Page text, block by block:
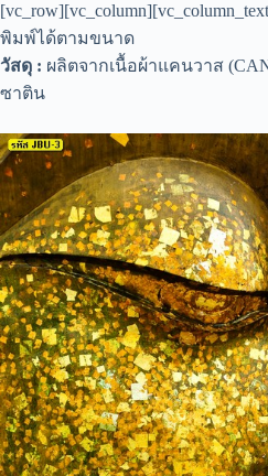
พิมพ์ได้ตามขนาด
วัสดุ : ผลิตจากเนื้อผ้าแคนวาส
ซาติน